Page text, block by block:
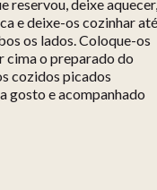
reservou, deixe aquecer,
e deixe-os cozinhar até
os lados. Coloque-os
cima o preparado do
cozidos picados
gosto e acompanhado